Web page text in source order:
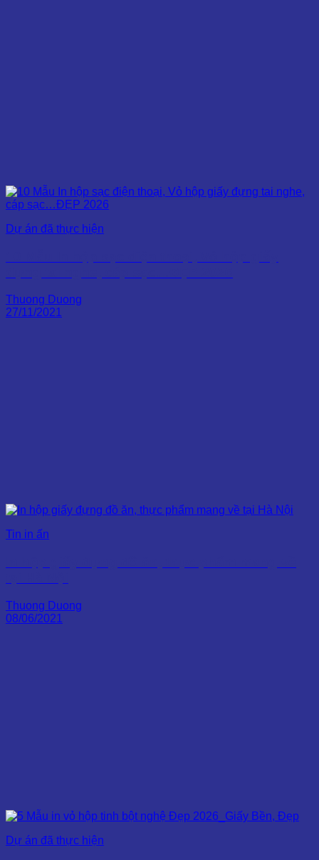
Dự án đã thực hiện
Thuong Duong
27/11/2021
Tin in ấn
Thuong Duong
08/06/2021
Dự án đã thực hiện